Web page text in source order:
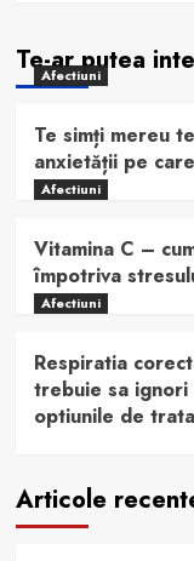
Te-ar putea
Afectiuni
Te simți mereu
anxietății pe
Afectiuni
Vitamina C –
împotriva
Afectiuni
Respiratia
trebuie sa
optiunile de
Articole